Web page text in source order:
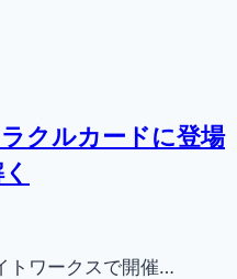
クルカードに登場
トワークスで開催…